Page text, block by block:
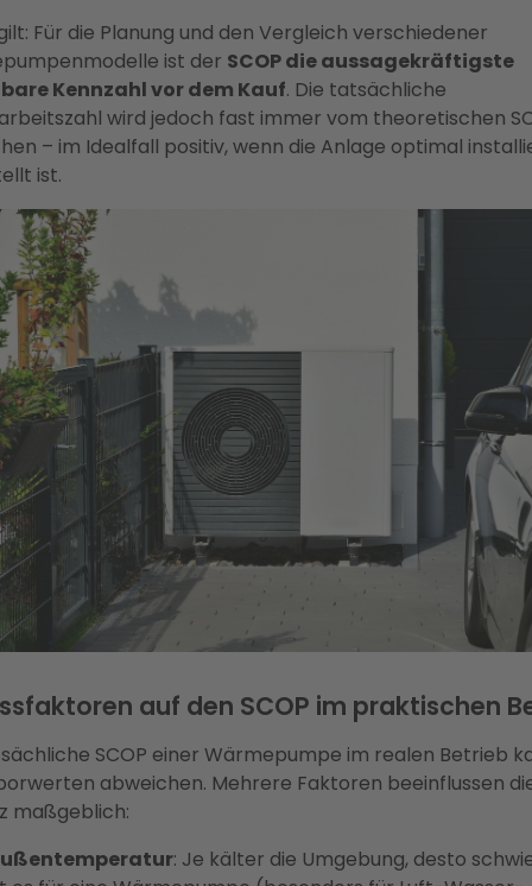
Für die Planung und den Vergleich verschiedener
ist der SCOP die aussagekräftigste
Kennzahl vor dem Kauf. Die tatsächliche
wird jedoch fast immer vom theoretischen
– im Idealfall positiv, wenn die Anlage optimal
ist.
auf den SCOP im praktischen
SCOP einer Wärmepumpe im realen Betrieb
abweichen. Mehrere Faktoren beeinflussen
maßgeblich:
: Je kälter die Umgebung, desto